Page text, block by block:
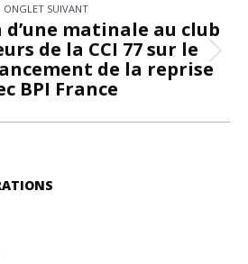
ONGLET SUIVANT
Onglet
suivant
matinale au club
de la CCI 77 sur le
de la reprise
BPI France